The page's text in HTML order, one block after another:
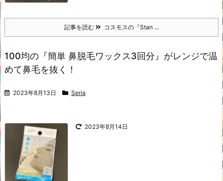
記事を読む コスモスの『Stan ...
100均の『簡単 鼻脱毛ワックス3回分』がレンジで温
めて鼻毛を抜く！
2023年8月13日 Seria
2023年8月14日